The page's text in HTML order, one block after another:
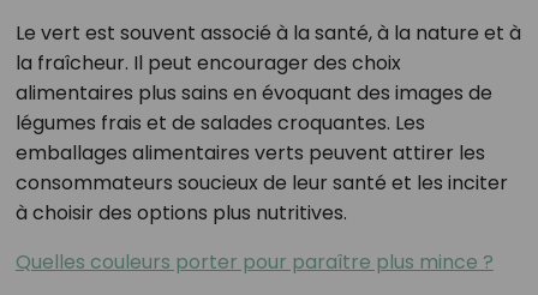
Le vert est souvent associé à la santé, à la nature et à
la fraîcheur. Il peut encourager des choix
alimentaires plus sains en évoquant des images de
légumes frais et de salades croquantes. Les
emballages alimentaires verts peuvent attirer les
consommateurs soucieux de leur santé et les inciter
à choisir des options plus nutritives.
Quelles couleurs porter pour paraître plus mince ?